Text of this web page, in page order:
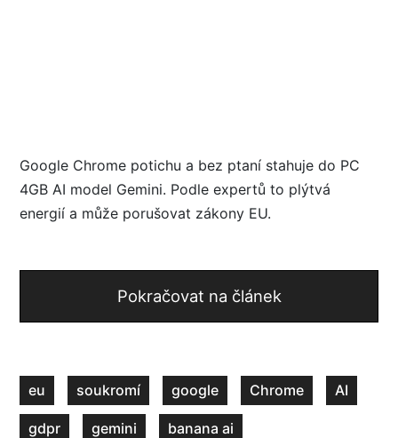
Google Chrome potichu a bez ptaní stahuje do PC
4GB AI model Gemini. Podle expertů to plýtvá
energií a může porušovat zákony EU.
Pokračovat na článek
eu soukromí google Chrome AI
gdpr gemini banana ai